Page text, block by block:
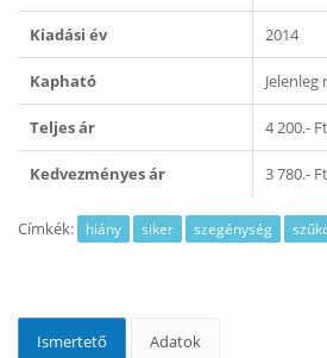
Kiadási év 2014
Kapható
Teljes ár 4 200.- Ft
Kedvezményes ár 3 780.- Ft
Címkék: hiány siker szegénység
Ismertető Adatok